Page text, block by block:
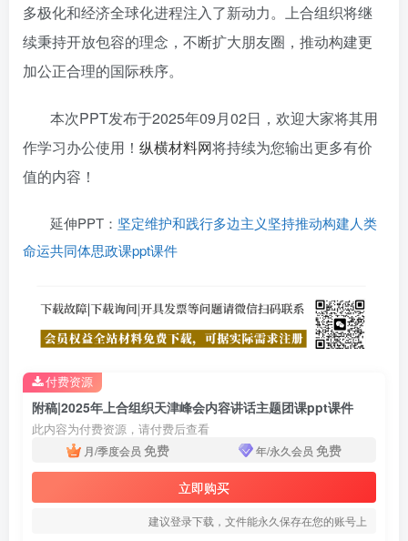
多极化和经济全球化进程注入了新动力。上合组织将继
续秉持开放包容的理念，不断扩大朋友圈，推动构建更
加公正合理的国际秩序。
本次PPT发布于2025年09月02日 ，欢迎大家将其用
作学习办公使用！ 纵横材料网将持续为您输出更多有价
值的内容！
延伸PPT： 坚定维护和践行多边主义坚持推动构建人类
命运共同体思政课ppt课件
附稿|2025年上合组织天津峰会内容讲话主题团课ppt课件
此内容为付费资源，请付费后查看
月/季度会员 免费 年/永久会员 免费
立即购买
建议登录下载，文件能永久保存在您的账号上
付费资源